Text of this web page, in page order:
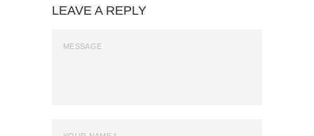
LEAVE A REPLY